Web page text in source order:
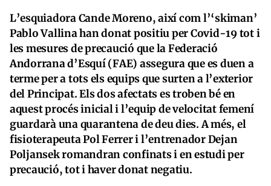
L’esquiadora Cande Moreno, així com l’‘skiman’
Pablo Vallina han donat positiu per Covid-19 tot i
les mesures de precaució que la Federació
Andorrana d’Esquí (FAE) assegura que es duen a
terme per a tots els equips que surten a l’exterior
del Principat. Els dos afectats es troben bé en
aquest procés inicial i l’equip de velocitat femení
guardarà una quarantena de deu dies. A més, el
fisioterapeuta Pol Ferrer i l’entrenador Dejan
Poljansek romandran confinats i en estudi per
precaució, tot i haver donat negatiu.